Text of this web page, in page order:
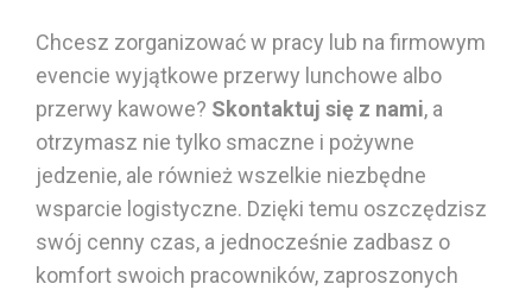
Chcesz zorganizować w pracy lub na firmowym
evencie wyjątkowe przerwy lunchowe albo
przerwy kawowe? Skontaktuj się z nami, a
otrzymasz nie tylko smaczne i pożywne
jedzenie, ale również wszelkie niezbędne
wsparcie logistyczne. Dzięki temu oszczędzisz
swój cenny czas, a jednocześnie zadbasz o
komfort swoich pracowników, zaproszonych